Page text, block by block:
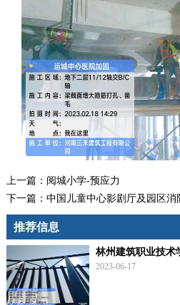
上一篇： 阅城小学-预应力
下一篇： 中国儿童中心影剧厅及园区
推荐信息
林州建筑职业技术
2023-06-17